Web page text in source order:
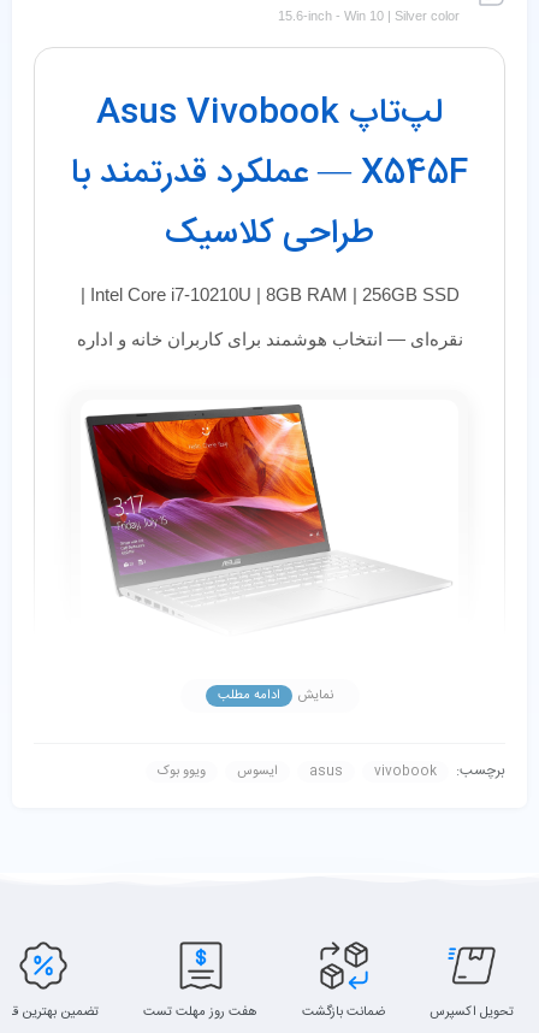
15.6-inch - Win 10 | Silver color
لپ‌تاپ Asus Vivobook
X545F — عملکرد قدرتمند با
طراحی کلاسیک
Intel Core i7-10210U | 8GB RAM | 256GB SSD |
نقره‌ای — انتخاب هوشمند برای کاربران خانه و اداره
نمایش ادامه مطلب
برچسب: asus vivobook ایسوس ویوو بوک
تحویل اکسپرس ضمانت بازگشت هفت روز مهلت تست تضمین بهترین